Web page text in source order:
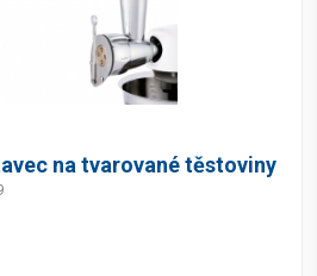
na tvarované těstoviny